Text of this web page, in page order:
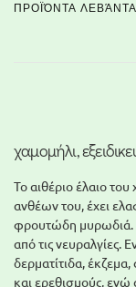
ΠΡΟΪΌΝΤΑ
χαμομήλι,
Το αιθέριο έλαιο
ανθέων του, έχει
φρουτώδη μυρωδιά.
από τις νευραλγίες.
δερματίτιδα,
και ερεθισμούς, ενώ